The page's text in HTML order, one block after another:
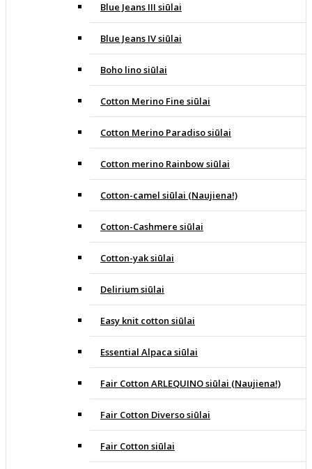
Blue Jeans III siūlai
Blue Jeans IV siūlai
Boho lino siūlai
Cotton Merino Fine siūlai
Cotton Merino Paradiso siūlai
Cotton merino Rainbow siūlai
Cotton-camel siūlai (Naujiena!)
Cotton-Cashmere siūlai
Cotton-yak siūlai
Delirium siūlai
Easy knit cotton siūlai
Essential Alpaca siūlai
Fair Cotton ARLEQUINO siūlai (Naujiena!)
Fair Cotton Diverso siūlai
Fair Cotton siūlai